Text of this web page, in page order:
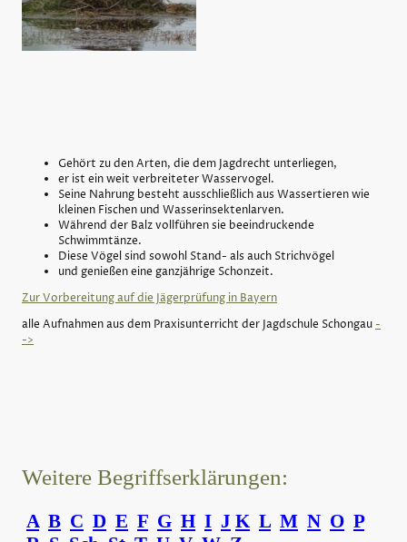
Gehört zu den Arten, die dem Jagdrecht unterliegen,
er ist ein weit verbreiteter Wasservogel.
Seine Nahrung besteht ausschließlich aus Wassertieren wie
kleinen Fischen und Wasserinsektenlarven.
Während der Balz vollführen sie beeindruckende
Schwimmtänze.
Diese Vögel sind sowohl Stand- als auch Strichvögel
und genießen eine ganzjährige Schonzeit.
Zur Vorbereitung auf die Jägerprüfung in Bayern
alle Aufnahmen aus dem Praxisunterricht der Jagdschule Schongau -
->
Weitere Begriffserklärungen:
A B C D E F G H I J K L M N O P